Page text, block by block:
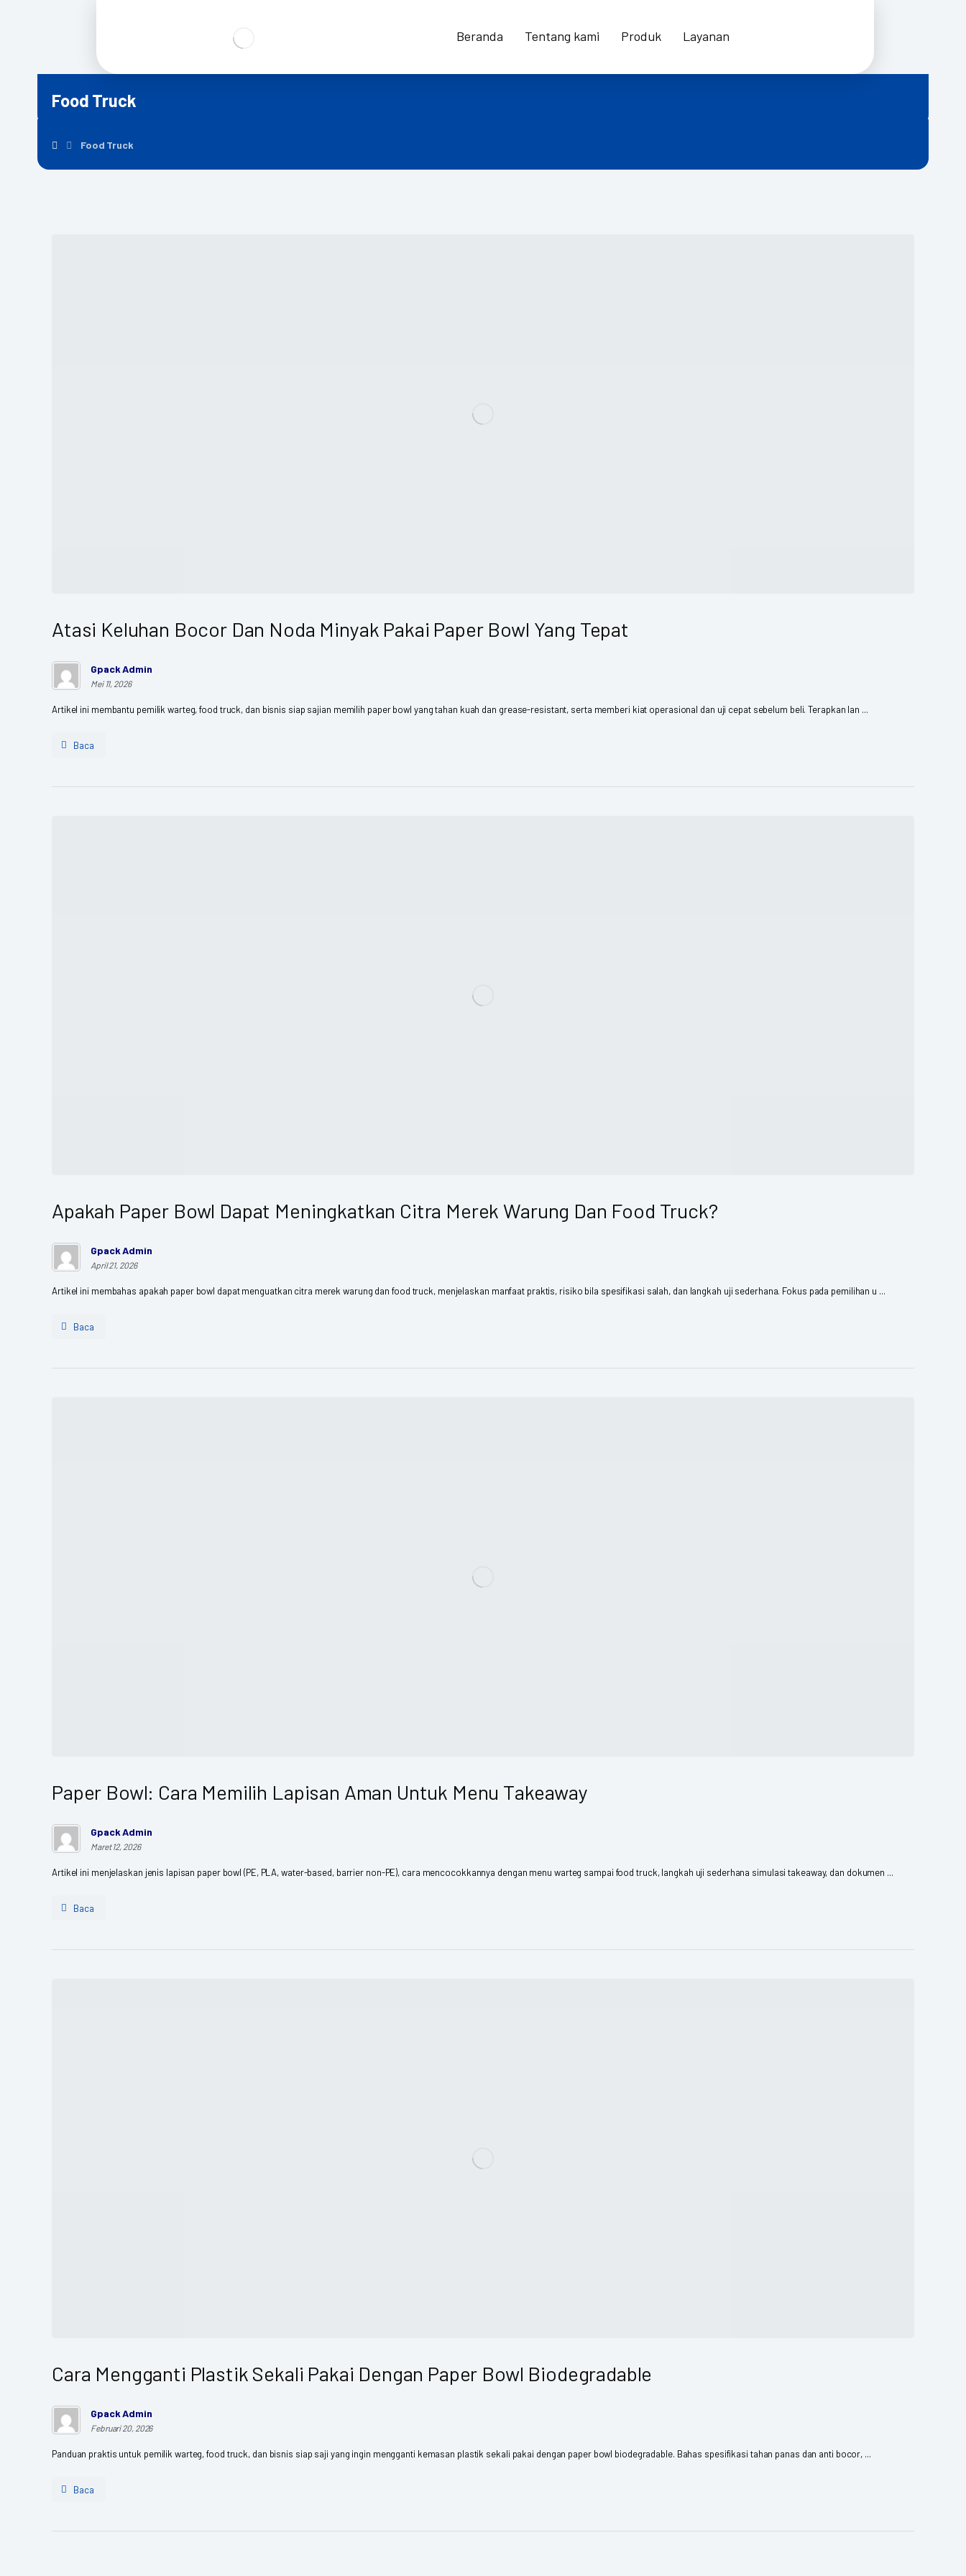
Beranda Tentang kami Produk Layanan
Food Truck
Food Truck
Atasi Keluhan Bocor Dan Noda Minyak Pakai Paper Bowl Yang Tepat
Gpack Admin
Mei 11, 2026
Artikel ini membantu pemilik warteg, food truck, dan bisnis siap sajian memilih paper bowl yang tahan kuah dan grease-resistant, serta memberi kiat operasional dan uji cepat sebelum beli. Terapkan lan ...
Baca
Apakah Paper Bowl Dapat Meningkatkan Citra Merek Warung Dan Food Truck?
Gpack Admin
April 21, 2026
Artikel ini membahas apakah paper bowl dapat menguatkan citra merek warung dan food truck, menjelaskan manfaat praktis, risiko bila spesifikasi salah, dan langkah uji sederhana. Fokus pada pemilihan u ...
Baca
Paper Bowl: Cara Memilih Lapisan Aman Untuk Menu Takeaway
Gpack Admin
Maret 12, 2026
Artikel ini menjelaskan jenis lapisan paper bowl (PE, PLA, water-based, barrier non-PE), cara mencocokkannya dengan menu warteg sampai food truck, langkah uji sederhana simulasi takeaway, dan dokumen ...
Baca
Cara Mengganti Plastik Sekali Pakai Dengan Paper Bowl Biodegradable
Gpack Admin
Februari 20, 2026
Panduan praktis untuk pemilik warteg, food truck, dan bisnis siap saji yang ingin mengganti kemasan plastik sekali pakai dengan paper bowl biodegradable. Bahas spesifikasi tahan panas dan anti bocor, ...
Baca